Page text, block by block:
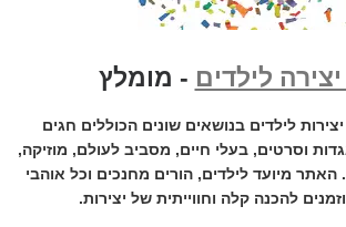
לילדים - מומלץ
לילדים בנושאים שונים הכוללים חגים
וסרטים, בעלי חיים, מסביב לעולם, מוזיקה,
האתר מיועד לילדים, הורים מחנכים וכל אוהבי
להכנה קלה וחווייתית של יצירות.